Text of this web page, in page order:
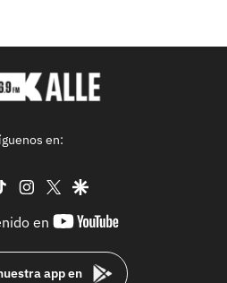
en:
tiktok instagram
twittergoogle
en
youtube-
app en